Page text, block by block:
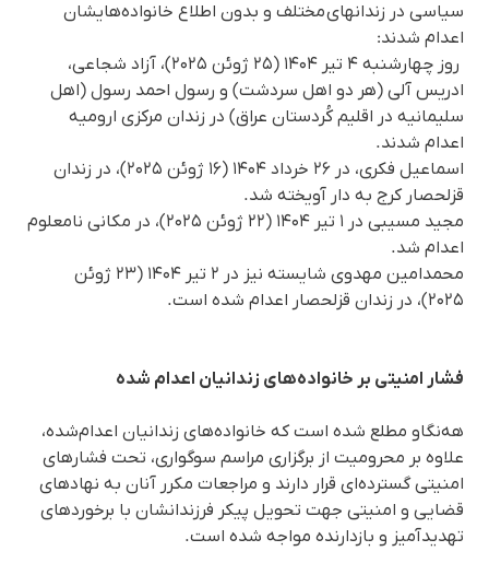
سیاسی در زندانهای مختلف و بدون اطلاع‌ خانوادەهایشان
اعدام شدند:
روز چهارشنبه ۴ تیر ۱۴۰۴ (۲۵ ژوئن ۲۰۲۵)، آزاد شجاعی،
ادریس آلی (هر دو اهل سردشت) و رسول احمد رسول (اهل
سلیمانیه در اقلیم کُردستان عراق) در زندان مرکزی ارومیه
اعدام شدند.
اسماعیل فکری، در ۲۶ خرداد ۱۴۰۴ (۱۶ ژوئن ۲۰۲۵)، در زندان
قزلحصار کرج به دار آویخته شد.
مجید مسیبی در ۱ تیر ۱۴۰۴ (۲۲ ژوئن ۲۰۲۵)، در مکانی نامعلوم
اعدام شد.
محمدامین مهدوی شایسته نیز در ۲ تیر ۱۴۰۴ (۲۳ ژوئن
۲۰۲۵)، در زندان قزلحصار اعدام شده است.
فشار امنیتی بر خانواده‌های زندانیان اعدام‌ شده
هه‌نگاو مطلع شده است که خانواده‌های زندانیان اعدام‌شده،
علاوه بر محرومیت از برگزاری مراسم سوگواری، تحت فشارهای
امنیتی گسترده‌ای قرار دارند و مراجعات مکرر آنان به نهادهای
قضایی و امنیتی جهت تحویل پیکر فرزندانشان با برخوردهای
تهدیدآمیز و بازدارنده مواجه شده است.